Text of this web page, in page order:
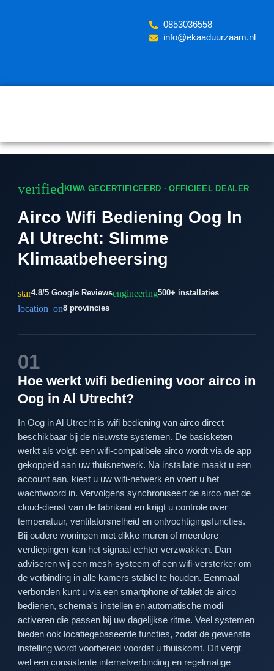
‪0853036558
info@ekaaduurzaam.nl
verified KIWA GECERTIFICEERD · OFFICIEEL DEALER
Airco Wifi Bediening Oog In
Al Utrecht: Slimme
Klimaatbeheersing
star4.8/5 Google Reviewsengineering500+ installaties
location_on8 provincies
01
Hoe werkt wifi bediening voor airco in
Oog in Al Utrecht?
In Oog in Al Utrecht is wifi bediening van airco direct
beschikbaar bij de nieuwste systemen. De basisketen
werkt als volgt: een wifi-compatibele airco wordt via de app
gekoppeld aan uw thuisnetwerk. Na installatie maakt u een
account aan, kiest u uw wifi-netwerk en voert u het
wachtwoord in. Vervolgens synchroniseert de airco met de
cloud-dienst van de fabrikant en krijgt u controle over
temperatuur, ventilatorsnelheid en ontvochtigingsfuncties.
Bij oudere woningen met dikke muren of meerdere
verdiepingen kan het signaal echter verzwakken. Dan
adviseren wij een mesh-systeem of een wifi-versterker om
de verbinding in alle kamers stabiel te houden. Eenmaal
verbonden kunt u via een smartphone of tablet de airco
bedienen, schema’s instellen en automatische modi
activeren die passen bij uw dagelijkse ritme. Veel systemen
bieden ook locatiegebaseerde functies, zodat de gewenste
instelling wordt voorbereid voordat u thuiskomt. Dit vergt
wel een consistente internetverbinding en regelmatige